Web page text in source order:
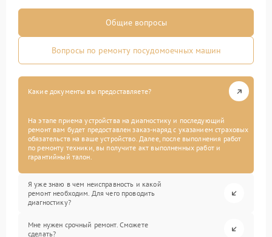
Общие вопросы
Вопросы по ремонту посудомоечных машин
Какие документы вы предоставляете?
На этапе приема устройства на диагностику и последующий
ремонт вам будет предоставлен заказ-наряд с указанием страховых
обязательств на ваше устройство. Далее, после выполнения работ
по ремонту техники, вы получите акт выполненных работ и
гарантийный талон.
Я уже знаю в чем неисправность и какой
ремонт необходим. Для чего проводить
диагностику?
Мне нужен срочный ремонт. Сможете
сделать?